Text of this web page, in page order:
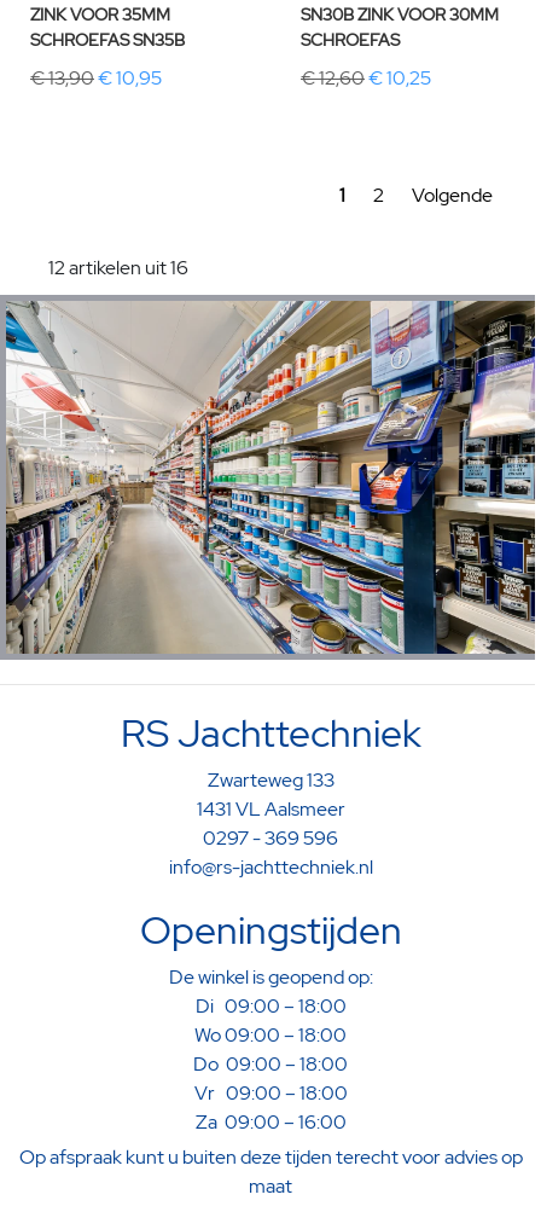
ZINK VOOR 35MM
SCHROEFAS SN35B
€ 13,90€ 10,95
SN30B ZINK VOOR 30MM
SCHROEFAS
€ 12,60€ 10,25
1 2 Volgende
12 artikelen uit 16
RS Jachttechniek
Zwarteweg 133
1431 VL Aalsmeer
0297 - 369 596
info@rs-jachttechniek.nl
Openingstijden
De winkel is geopend op:
Di 09:00 – 18:00
Wo 09:00 – 18:00
Do 09:00 – 18:00
Vr 09:00 – 18:00
Za 09:00 – 16:00
Op afspraak kunt u buiten deze tijden terecht voor advies op
maat